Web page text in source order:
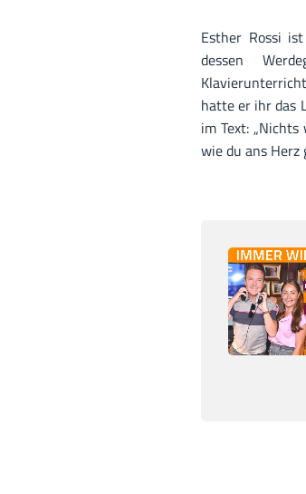
Esther Rossi
dessen
hatte er ihr das
im Text:
wie du ans Herz